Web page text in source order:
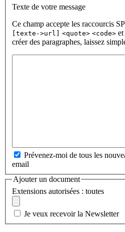
Texte de votre message
Ce champ accepte les raccourcis
[texte->url]
<quote> <code>
créer des paragraphes, laissez
Prévenez-moi de tous les
email
Ajouter un document
Extensions autorisées : toutes
Je veux recevoir la Newsletter